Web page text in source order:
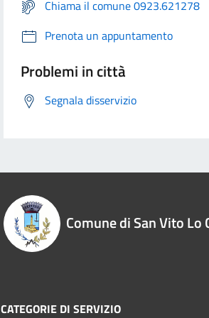
Chiama il comune 0923.621278
Prenota un appuntamento
Problemi in città
Segnala disservizio
Comune di San Vito Lo
CATEGORIE DI SERVIZIO